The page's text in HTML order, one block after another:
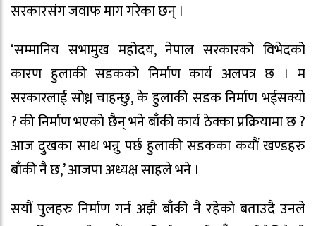
सरकारसंग जवाफ माग गरेका छन् ।
‘सम्मानिय सभामुख महोदय, नेपाल सरकारको विभेदको
कारण हुलाकी सडकको निर्माण कार्य अलपत्र छ । म
सरकारलाई सोध्न चाहन्छु, के हुलाकी सडक निर्माण भईसक्यो
? की निर्माण भएको छैन् भने बाँकी कार्य ठेक्का प्रक्रियामा छ ?
आज दुखका साथ भन्नु पर्छ हुलाकी सडकका कयौं खण्डहरु
बाँकी नै छ,’ आजपा अध्यक्ष साहले भने ।
सयौं पुलहरु निर्माण गर्न अझै बाँकी नै रहेको बताउदै उनले